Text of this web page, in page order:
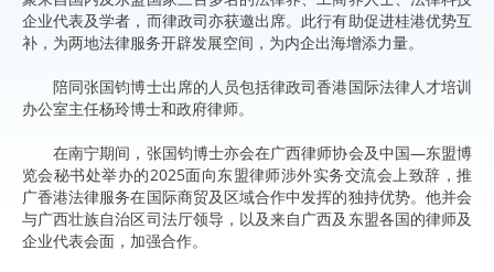
企业代表及学者，而律政司亦获邀出席。此行有助促进桂港优势互
补，为两地法律服务开辟发展空间，为内企出海增添力量。
陪同张国钧博士出席的人员包括律政司香港国际法律人才培训
办公室主任杨玲博士和政府律师。
在南宁期间，张国钧博士亦会在广西律师协会及中国—东盟博
览会秘书处举办的2025面向东盟律师涉外实务交流会上致辞，推
广香港法律服务在国际商贸及区域合作中发挥的独持优势。他并会
与广西壮族自治区司法厅领导，以及来自广西及东盟各国的律师及
企业代表会面，加强合作。